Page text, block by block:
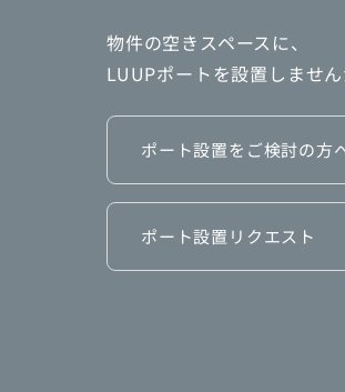
物件の空きスペースに、
LUUPポートを設置しません
ポート設置をご検討の方
ポート設置リクエスト